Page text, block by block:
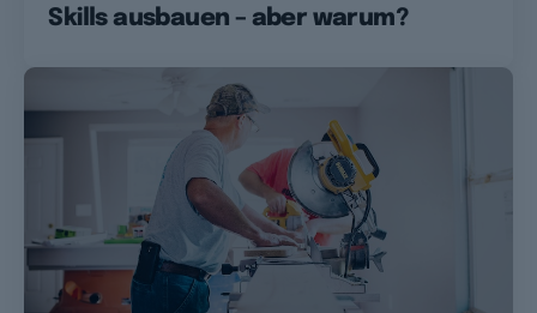
Skills ausbauen – aber warum?